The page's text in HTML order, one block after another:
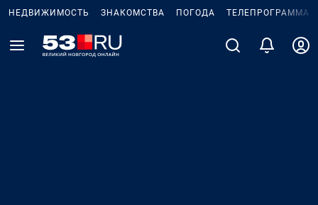
НЕДВИЖИМОСТЬ ЗНАКОМСТВА ПОГОДА ТЕЛЕПРОГРАММА